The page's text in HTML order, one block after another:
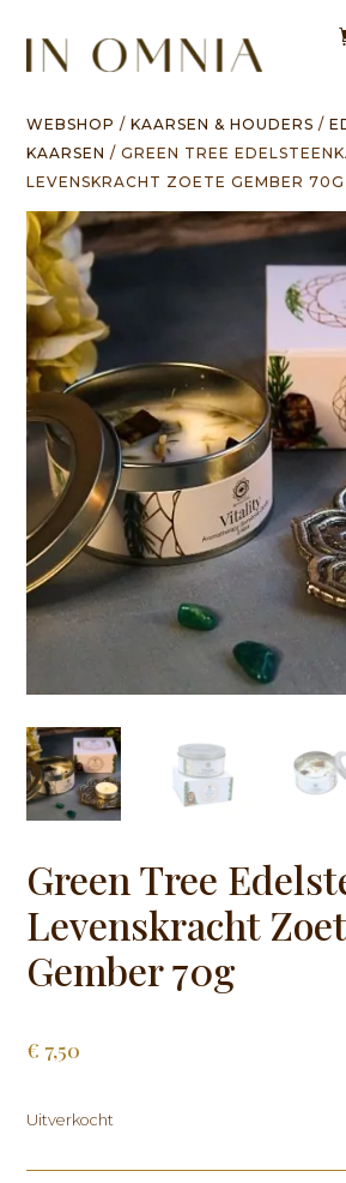
WEBSHOP /KAARSEN & HOUDERS /
KAARSEN / GREEN TREE
LEVENSKRACHT ZOETE GEMBER 70G
Green Tree
Levenskracht
Gember 70g
€ 7,50
Uitverkocht